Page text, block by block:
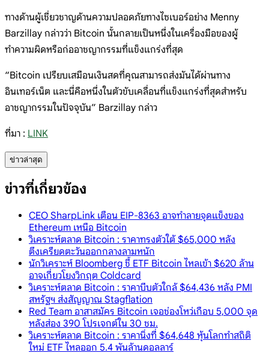
ทางด้านผู้เชี่ยวชาญด้านความปลอดภัยทางไซเบอร์อย่าง Menny
Barzillay กล่าวว่า Bitcoin นั้นกลายเป็นหนึ่งในเครื่องมือของผู้
ทำความผิดหรือก่ออาชญากรรมที่แข็งแกร่งที่สุด
“Bitcoin เปรียบเสมือนเงินสดที่คุณสามารถส่งมันได้ผ่านทาง
อินเทอร์เน็ต และนี่คือหนึ่งในตัวขับเคลื่อนที่แข็งแกร่งที่สุดสำหรับ
อาชญากรรมในปัจจุบัน” Barzillay กล่าว
ที่มา : LINK
ข่าวล่าสุด
ข่าวที่เกี่ยวข้อง
CEO SharpLink เตือน EIP-8363 อาจทำลายจุดแข็งของ
Ethereum เหนือ Bitcoin
วิเคราะห์ตลาด Bitcoin : ราคาทรงตัวใต้ $65,000 หลัง
ตึงเครียดตะวันออกกลางลามหนัก
นักวิเคราะห์ Bloomberg ชี้ ETF Bitcoin ไหลเข้า $620 ล้าน
อาจเกี่ยวโยงวิกฤต Coldcard
วิเคราะห์ตลาด Bitcoin : ราคาบีบตัวใกล้ $64,436 หลัง PMI
สหรัฐฯ ส่งสัญญาณ Stagflation
Red Team อาสาสมัคร Bitcoin เจอช่องโหว่เกือบ 5,000 จุด
หลังส่อง 390 โปรเจกต์ใน 30 ชม.
วิเคราะห์ตลาด Bitcoin : ราคานิ่งที่ $64,648 หุ้นโลกทำสถิติ
ใหม่ ETF ไหลออก 5.4 พันล้านดอลลาร์